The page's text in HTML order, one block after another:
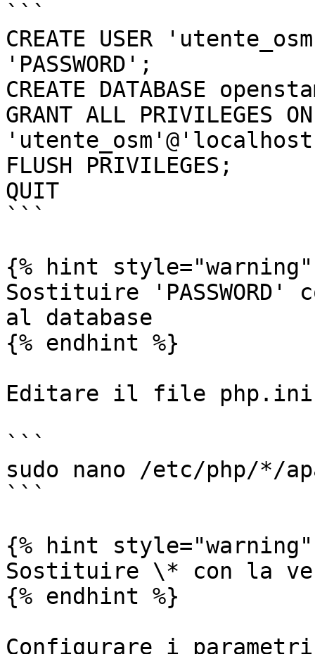
```
CREATE USER
'PASSWORD';
CREATE DATABASE
GRANT ALL PRIVILEGES
FLUSH PRIVILEGES;
QUIT
```
{% hint style="warning"
Sostituire 'PASSWORD'
al database
{% endhint %}
Editare il file
```
sudo nano /etc/php/*/
```
{% hint style="warning"
Sostituire \* con la
{% endhint %}
Configurare i parametri